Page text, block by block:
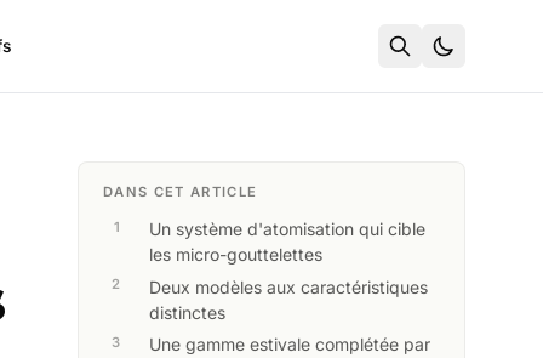
DANS CET ARTICLE
Un système d'atomisation qui cible
les micro-gouttelettes
Deux modèles aux caractéristiques
distinctes
Une gamme estivale complétée par